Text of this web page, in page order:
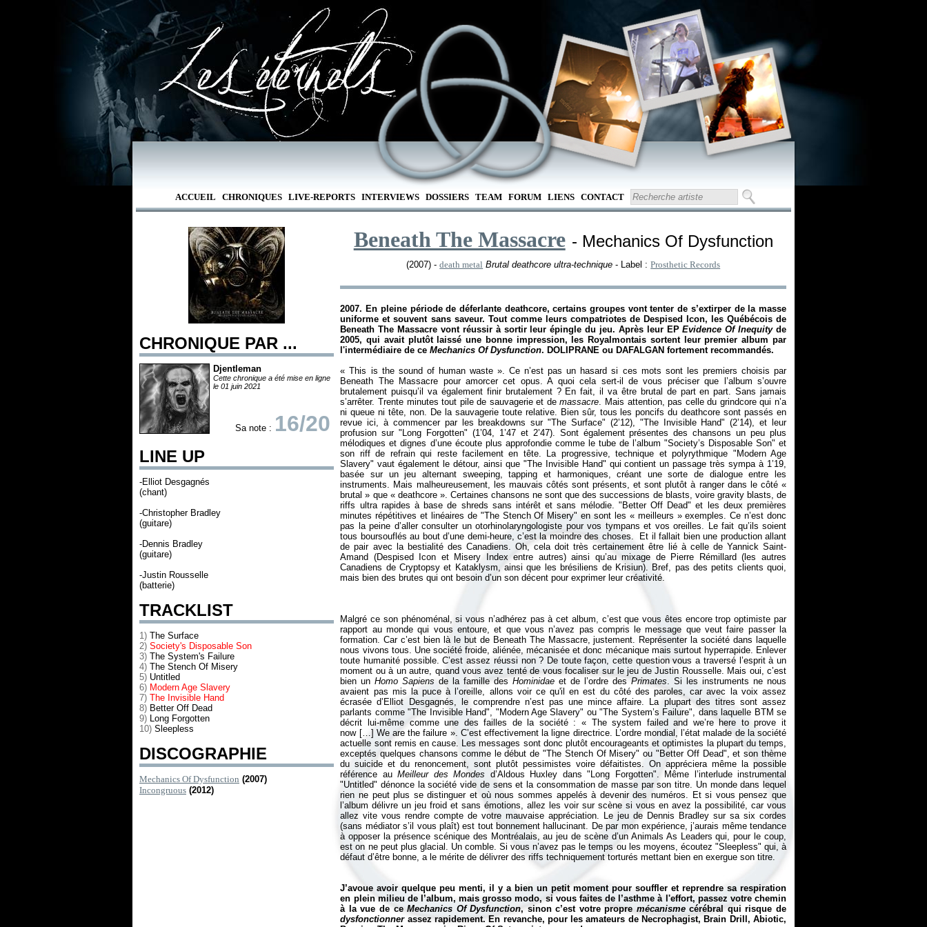
ACCUEIL CHRONIQUES LIVE-REPORTS INTERVIEWS DOSSIERS TEAM FORUM LIENS CONTACT
CHRONIQUE PAR ...
Djentleman
Cette chronique a été mise en ligne
le 01 juin 2021
Sa note : 16/20
LINE UP
-Elliot Desgagnés
(chant)
-Christopher Bradley
(guitare)
-Dennis Bradley
(guitare)
-Justin Rousselle
(batterie)
TRACKLIST
1) The Surface
2) Society's Disposable Son
3) The System's Failure
4) The Stench Of Misery
5) Untitled
6) Modern Age Slavery
7) The Invisible Hand
8) Better Off Dead
9) Long Forgotten
10) Sleepless
DISCOGRAPHIE
Mechanics Of Dysfunction (2007)
Incongruous (2012)
Beneath The Massacre - Mechanics Of Dysfunction
(2007) -death metal Brutal deathcore ultra-technique - Label :Prosthetic Records
2007. En pleine période de déferlante deathcore, certains groupes vont tenter de s’extirper de la masse
uniforme et souvent sans saveur. Tout comme leurs compatriotes de Despised Icon, les Québécois de
Beneath The Massacre vont réussir à sortir leur épingle du jeu. Après leur EPEvidence Of Inequityde
2005, qui avait plutôt laissé une bonne impression, les Royalmontais sortent leur premier album par
l'intermédiaire de ceMechanics Of Dysfunction. DOLIPRANE ou DAFALGAN fortement recommandés.
«This is the sound of human waste». Ce n’est pas un hasard si ces mots sont les premiers choisis par
Beneath The Massacre pour amorcer cet opus. A quoi cela sert-il de vous préciser que l’album s’ouvre
brutalement puisqu’il va également finir brutalement ? En fait, il va être brutal de part en part. Sans jamais
s’arrêter. Trente minutes tout pile de sauvagerie et demassacre. Mais attention, pas celle du grindcore qui n’a
ni queue ni tête, non. De la sauvagerie toute relative. Bien sûr, tous les poncifs du deathcore sont passés en
revue ici, à commencer par les breakdowns sur "The Surface" (2’12), "The Invisible Hand" (2’14), et leur
profusion sur "Long Forgotten" (1’04, 1’47 et 2’47). Sont également présentes des chansons un peu plus
mélodiques et dignes d’une écoute plus approfondie comme le tube de l’album "Society’s Disposable Son" et
son riff de refrain qui reste facilement en tête. La progressive, technique et polyrythmique "Modern Age
Slavery" vaut également le détour, ainsi que "The Invisible Hand" qui contient un passage très sympa à 1’19,
basée sur un jeu alternant sweeping, tapping et harmoniques, créant une sorte de dialogue entre les
instruments. Mais malheureusement, les mauvais côtés sont présents, et sont plutôt à ranger dans le côté «
brutal » que « deathcore ». Certaines chansons ne sont que des successions de blasts, voire gravity blasts, de
riffs ultra rapides à base de shreds sans intérêt et sans mélodie. "Better Off Dead" et les deux premières
minutes répétitives et linéaires de "The Stench Of Misery" en sont les « meilleurs » exemples. Ce n’est donc
pas la peine d’aller consulter un otorhinolaryngologiste pour vos tympans et vos oreilles. Le fait qu’ils soient
tous boursouflés au bout d’une demi-heure, c’est la moindre des choses. Et il fallait bien une production allant
de pair avec la bestialité des Canadiens. Oh, cela doit très certainement être lié à celle de Yannick Saint-
Amand (Despised Icon et Misery Index entre autres) ainsi qu’au mixage de Pierre Rémillard (les autres
Canadiens de Cryptopsy et Kataklysm, ainsi que les brésiliens de Krisiun). Bref, pas des petits clients quoi,
mais bien des brutes qui ont besoin d’un son décent pour exprimer leur créativité.
Malgré ce son phénoménal, si vous n’adhérez pas à cet album, c’est que vous êtes encore trop optimiste par
rapport au monde qui vous entoure, et que vous n’avez pas compris le message que veut faire passer la
formation. Car c’est bien là le but de Beneath The Massacre, justement. Représenter la société dans laquelle
nous vivons tous. Une société froide, aliénée, mécanisée et donc mécanique mais surtout hyperrapide. Enlever
toute humanité possible. C’est assez réussi non ? De toute façon, cette question vous a traversé l’esprit à un
moment ou à un autre, quand vous avez tenté de vous focaliser sur le jeu de Justin Rousselle. Mais oui, c’est
bien unHomo Sapiens de la famille desHominidae et de l’ordre desPrimates. Si les instruments ne nous
avaient pas mis la puce à l’oreille, allons voir ce qu'il en est du côté des paroles, car avec la voix assez
écrasée d’Elliot Desgagnés, le comprendre n’est pas une mince affaire. La plupart des titres sont assez
parlants comme "The Invisible Hand", "Modern Age Slavery" ou "The System’s Failure", dans laquelle BTM se
décrit lui-même comme une des failles de la société : « The system failed and we’re here to prove it
now […] We are the failure ». C’est effectivement la ligne directrice. L’ordre mondial, l’état malade de la société
actuelle sont remis en cause. Les messages sont donc plutôt encourageants et optimistes la plupart du temps,
exceptés quelques chansons comme le début de "The Stench Of Misery" ou "Better Off Dead", et son thème
du suicide et du renoncement, sont plutôt pessimistes voire défaitistes. On appréciera même la possible
référence auMeilleur des Mondes d’Aldous Huxley dans "Long Forgotten". Même l’interlude instrumental
"Untitled" dénonce la société vide de sens et la consommation de masse par son titre. Un monde dans lequel
rien ne peut plus se distinguer et où nous sommes appelés à devenir des numéros. Et si vous pensez que
l’album délivre un jeu froid et sans émotions, allez les voir sur scène si vous en avez la possibilité, car vous
allez vite vous rendre compte de votre mauvaise appréciation. Le jeu de Dennis Bradley sur sa six cordes
(sans médiator s’il vous plaît) est tout bonnement hallucinant. De par mon expérience, j’aurais même tendance
à opposer la présence scénique des Montréalais, au jeu de scène d’un Animals As Leaders qui, pour le coup,
est on ne peut plus glacial. Un comble. Si vous n’avez pas le temps ou les moyens, écoutez "Sleepless" qui, à
défaut d’être bonne, a le mérite de délivrer des riffs techniquement torturés mettant bien en exergue son titre.
J’avoue avoir quelque peu menti, il y a bien un petit moment pour souffler et reprendre sa respiration
en plein milieu de l’album, mais grosso modo, si vous faites de l’asthme à l'effort, passez votre chemin
à la vue de ceMechanics Of Dysfunction, sinon c’est votre propre mécanismecérébral qui risque de
dysfonctionnerassez rapidement. En revanche, pour les amateurs de Necrophagist, Brain Drill, Abiotic,